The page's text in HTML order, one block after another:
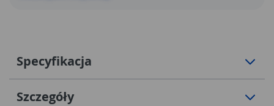
Specyfikacja
Szczegóły